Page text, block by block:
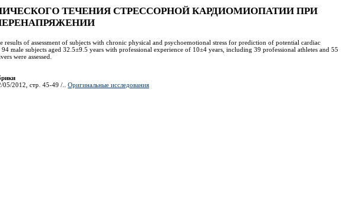
ТЕЧЕНИЯ СТРЕССОРНОЙ КАРДИОМИОПАТИИ ПРИ
results of assessment of subjects with chronic physical and psychoemotional stress for prediction of potential cardiac
male subjects aged 32.5±9.5 years with professional experience of 10±4 years, including 39 professional athletes and 55
were assessed.
05/2012, стр. 45-49 /.. Оригинальные исследования